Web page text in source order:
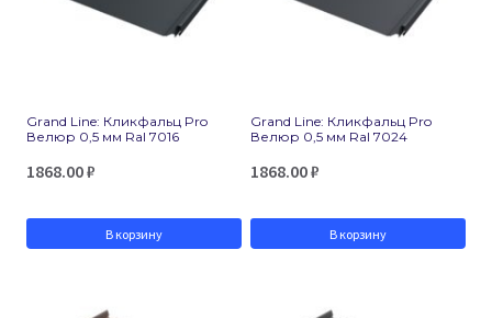
Grand Line: Кликфальц Pro
Велюр 0,5 мм Ral 7016
1868.00₽
В корзину
Grand Line: Кликфальц Pro
Велюр 0,5 мм Ral 7024
1868.00₽
В корзину